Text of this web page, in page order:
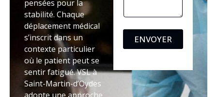
pensées pour la
stabilité. Chaque
déplacement médical
s’inscrit dans un
contexte particulier
où le patient peut se
sentir fatigué. VSL à
Saint-Martin-d’Oydes
ENVOYER